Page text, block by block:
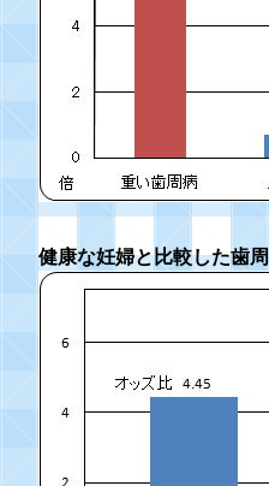
健康な妊婦と比較した歯